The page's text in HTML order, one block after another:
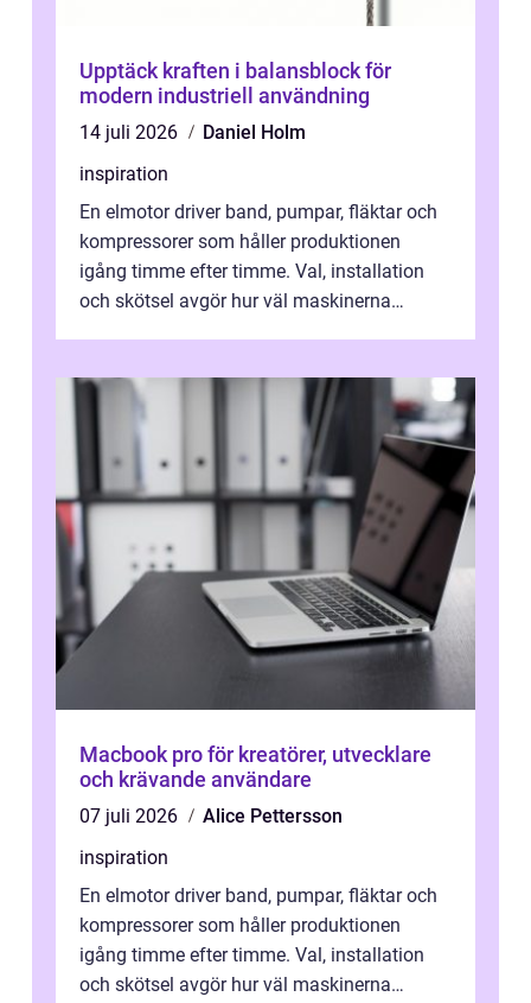
Upptäck kraften i balansblock för
modern industriell användning
14 juli 2026
Daniel Holm
inspiration
En elmotor driver band, pumpar, fläktar och
kompressorer som håller produktionen
igång timme efter timme. Val, installation
och skötsel avgör hur väl maskinerna
Macbook pro för kreatörer, utvecklare
och krävande användare
07 juli 2026
Alice Pettersson
inspiration
En elmotor driver band, pumpar, fläktar och
kompressorer som håller produktionen
igång timme efter timme. Val, installation
och skötsel avgör hur väl maskinerna